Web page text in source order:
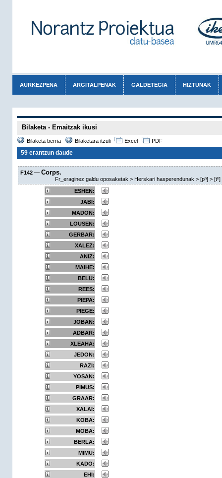
AURKEZPENA ARGITALPENAK GALDETEGIA HIZTUNAK
Bilaketa - Emaitzak ikusi
Bilaketa berria Bilaketara itzuli Excel PDF
59 erantzun daude
F142 — Corps.
Fr_eraginez galdu oposaketak > Herskari hasperendunak > [pʰ] > [tʰ]
ESHEN:
JABI:
MADON:
LOUSEN:
GERBAR:
XALEZ:
ANIZ:
MAIHE:
BELU:
REES:
PIEPA:
PIEGE:
JOBAN:
ADBAR:
XLEAHA:
JEDON:
RAZI:
YOSAN:
PIMUS:
GRAAR:
XALAI:
KOBA:
MOBA:
BERLA:
MIMU:
KADO:
EHI: